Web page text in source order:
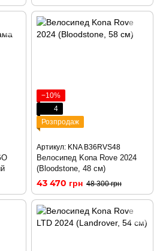
−10%
4
Розпродаж
Артикул: KNA B36RVS48
Велосипед Kona Rove 2024
(Bloodstone, 48 см)
43 470 грн 48 300 грн